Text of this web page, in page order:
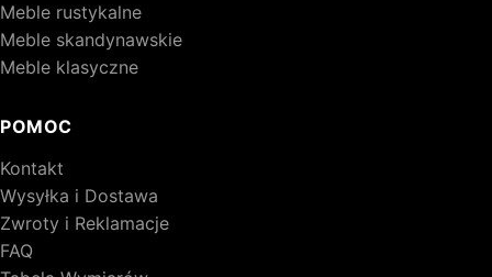
Meble rustykalne
Meble skandynawskie
Meble klasyczne
POMOC
Kontakt
Wysyłka i Dostawa
Zwroty i Reklamacje
FAQ